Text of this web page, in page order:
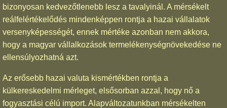
bizonyosan kedvezőtlenebb lesz a tavalyinál. A mérsékelt
reálfelértékelődés mindenképpen rontja a hazai vállalatok
versenyképességét, ennek mértéke azonban nem akkora,
hogy a magyar vállalkozások termelékenységnövekedése ne
ellensúlyozhatná azt.
Az erősebb hazai valuta kismértékben rontja a
külkereskedelmi mérleget, elsősorban azzal, hogy nő a
fogyasztási célú import. Alapváltozatunkban mérsékelten